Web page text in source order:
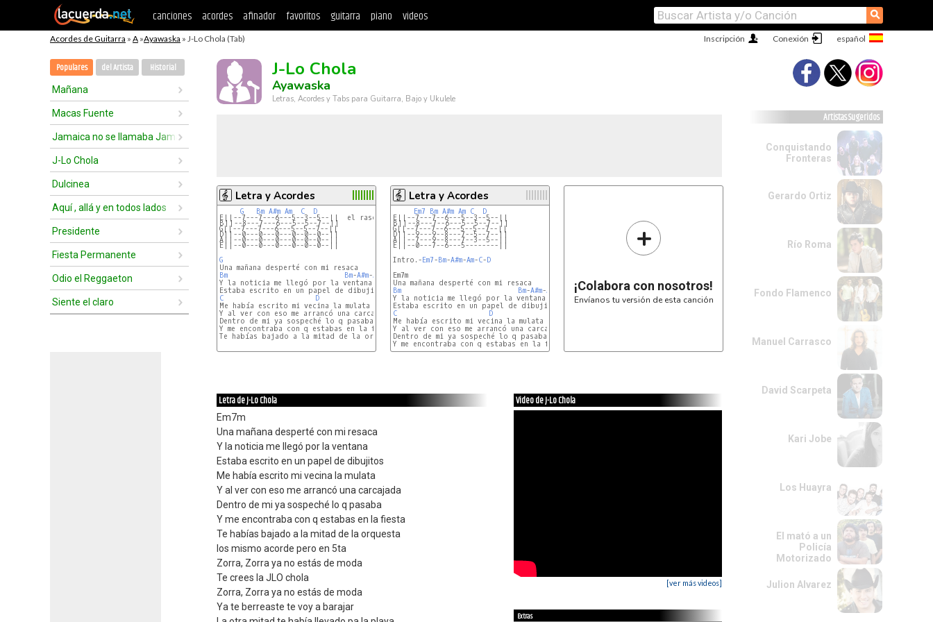
canciones acordes afinador favoritos guitarra piano videos ⚲
Acordes de Guitarra » A »Ayawaska » J-Lo Chola (Tab) Conexión
Inscripción
Populares del Artista Historial
Mañana
Macas Fuente
Jamaica no se llamaba Jamaica
J-Lo Chola
Dulcinea
Aquí , allá y en todos lados
Presidente
Fiesta Permanente
Odio el Reggaeton
Siente el claro
J-Lo Chola
Ayawaska
Letras, Acordes y Tabs para Guitarra, Bajo y Ukulele
Letra y Acordes
G Bm A#m Am C D
E||--7---7---6---5--3--5--||  el rasgado es solo para arriba
B||--8---7---6---5--5--7--||
G||--7---7---6---5--5--7--||
D||--0---0---0---0--0--0--||
A||--0---0---0---0--0--0--||
E||--0---0---0---0--0--0--||
G
Bm
Bm-A#m-Am
Y la noticia me llegó por la ventana
C
D
Me había escrito mi vecina la mulata
Y al ver con eso me arrancó una carcajada
Dentro de mi ya sospeché lo q pasaba
Y me encontraba con q estabas en la fiesta
Te habías bajado a la mitad de la orquesta
Letra y Acordes
Em7 Bm A#m Am C D
E||--7---7--6---5--3--5--||
B||--8---7--6---5--5--7--||
G||--7---7--6---5--5--7--||
D||--9---9--8---7--5--7--||
A||--7---9--8---7--3--5--||
E||--0---7--6---5--------||
Intro.-Em7-Bm-A#m-Am-C-D
Em7m
Bm
Bm-A#m-Am
Y la noticia me llegó por la ventana
C
D
Me había escrito mi vecina la mulata
Y al ver con eso me arrancó una carcajada
Dentro de mi ya sospeché lo q pasaba
+
¡Colabora con nosotros!
Envíanos tu versión de esta canción
Letra de J-Lo Chola
Em7m
Una mañana desperté con mi resaca
Y la noticia me llegó por la ventana
Estaba escrito en un papel de dibujitos
Me había escrito mi vecina la mulata
Y al ver con eso me arrancó una carcajada
Dentro de mi ya sospeché lo q pasaba
Y me encontraba con q estabas en la fiesta
Te habías bajado a la mitad de la orquesta
los mismo acorde pero en 5ta
Zorra, Zorra ya no estás de moda
Te crees la JLO chola
Zorra, Zorra ya no estás de moda
Ya te berreaste te voy a barajar
Video de J-Lo Chola
[ver más videos]
Extras
Artistas Sugeridos
Conquistando
Fronteras
Gerardo Ortiz
Río Roma
Fondo Flamenco
Manuel Carrasco
David Scarpeta
Kari Jobe
Los Huayra
El mató a un
Policía
Motorizado
Julion Alvarez